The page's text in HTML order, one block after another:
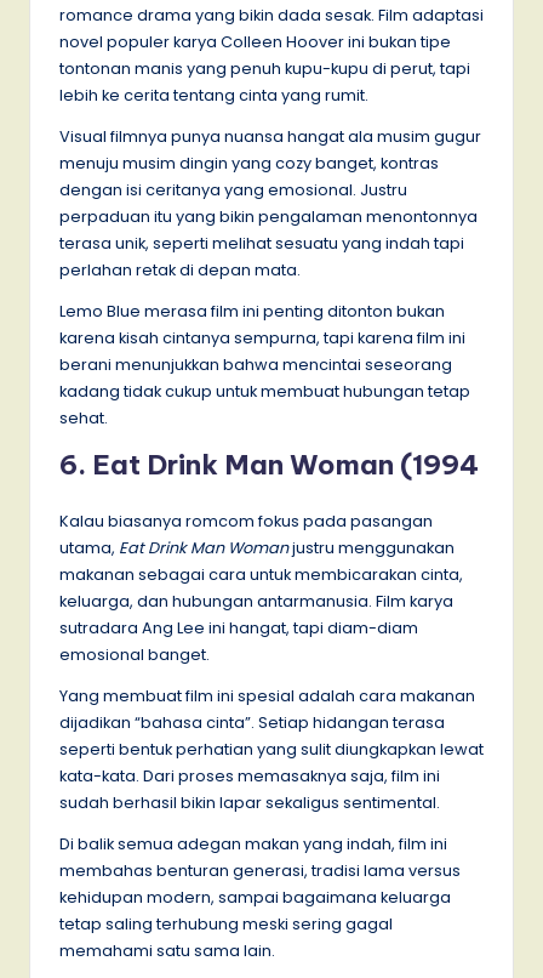
romance drama yang bikin dada sesak. Film adaptasi
novel populer karya Colleen Hoover ini bukan tipe
tontonan manis yang penuh kupu-kupu di perut, tapi
lebih ke cerita tentang cinta yang rumit.
Visual filmnya punya nuansa hangat ala musim gugur
menuju musim dingin yang cozy banget, kontras
dengan isi ceritanya yang emosional. Justru
perpaduan itu yang bikin pengalaman menontonnya
terasa unik, seperti melihat sesuatu yang indah tapi
perlahan retak di depan mata.
Lemo Blue merasa film ini penting ditonton bukan
karena kisah cintanya sempurna, tapi karena film ini
berani menunjukkan bahwa mencintai seseorang
kadang tidak cukup untuk membuat hubungan tetap
sehat.
6. Eat Drink Man Woman (1994
Kalau biasanya romcom fokus pada pasangan
utama, Eat Drink Man Womanjustru menggunakan
makanan sebagai cara untuk membicarakan cinta,
keluarga, dan hubungan antarmanusia. Film karya
sutradara Ang Lee ini hangat, tapi diam-diam
emosional banget.
Yang membuat film ini spesial adalah cara makanan
dijadikan “bahasa cinta”. Setiap hidangan terasa
seperti bentuk perhatian yang sulit diungkapkan lewat
kata-kata. Dari proses memasaknya saja, film ini
sudah berhasil bikin lapar sekaligus sentimental.
Di balik semua adegan makan yang indah, film ini
membahas benturan generasi, tradisi lama versus
kehidupan modern, sampai bagaimana keluarga
tetap saling terhubung meski sering gagal
memahami satu sama lain.